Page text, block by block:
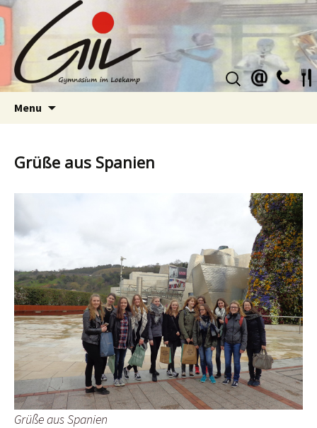
Suchen
nach:
Menu
Grüße aus Spanien
Grüße aus Spanien